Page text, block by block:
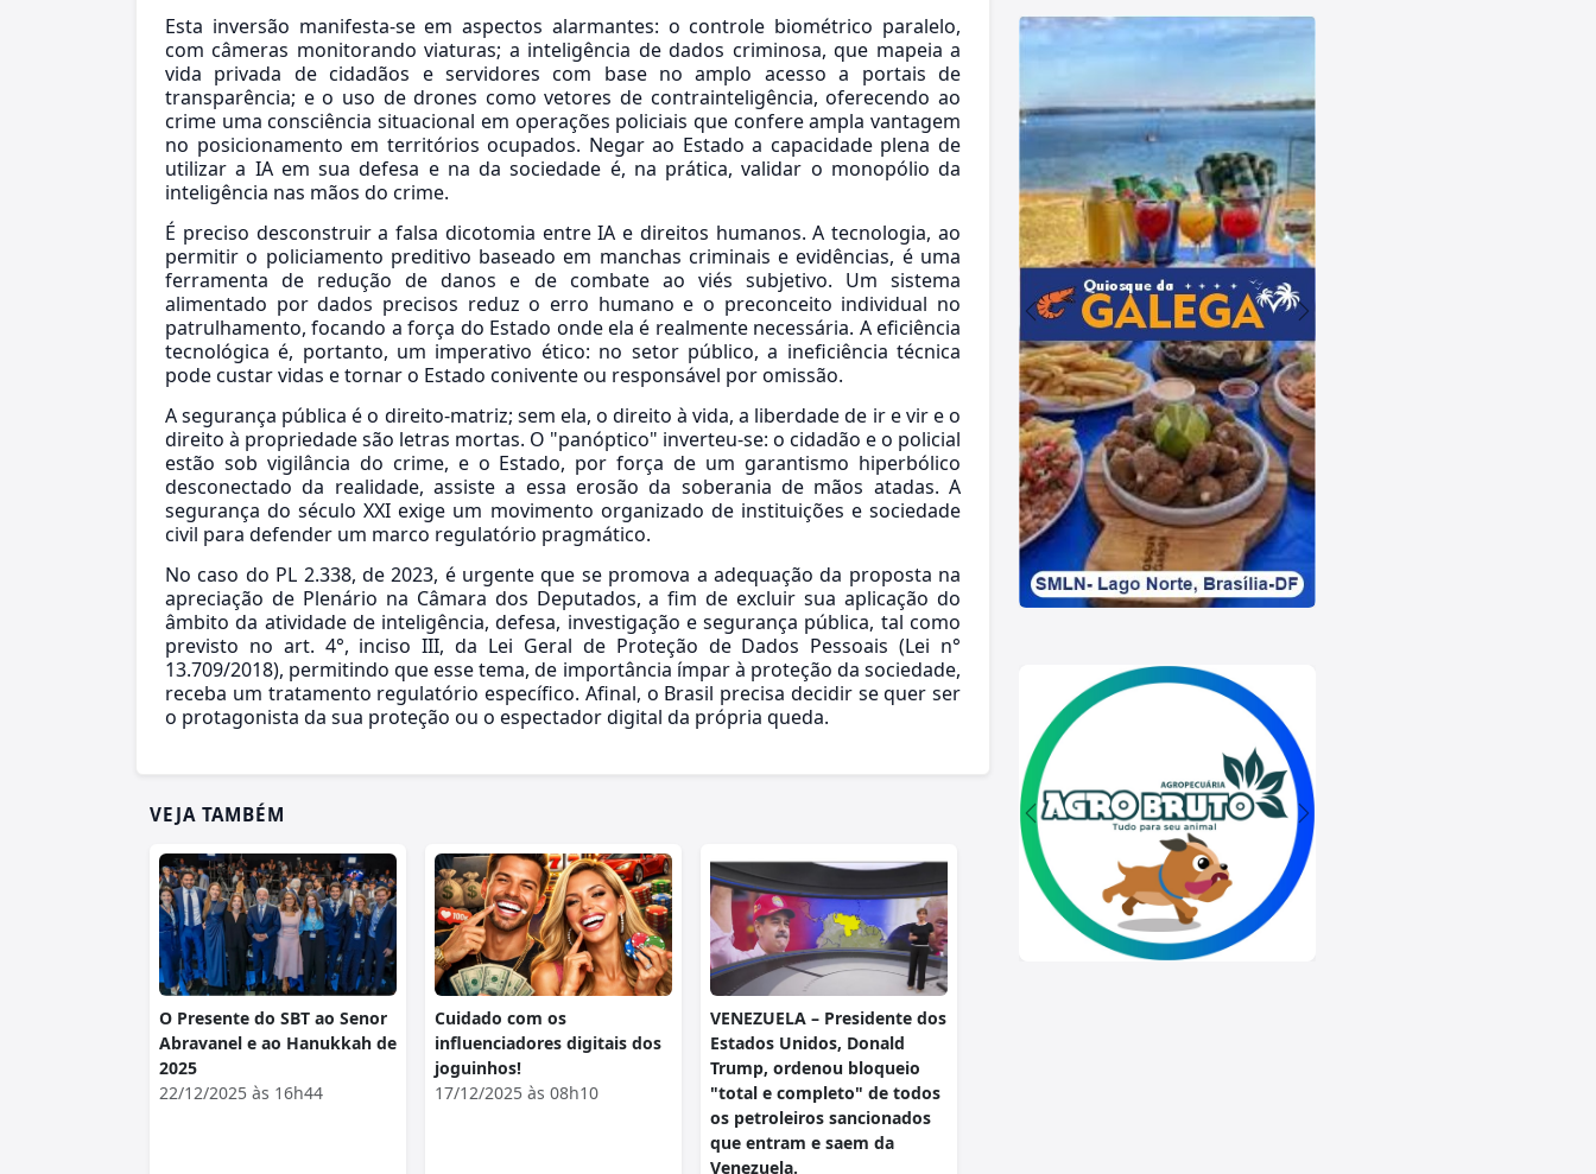
Esta inversão manifesta-se em aspectos alarmantes: o controle biométrico paralelo,
com câmeras monitorando viaturas; a inteligência de dados criminosa, que mapeia a
vida privada de cidadãos e servidores com base no amplo acesso a portais de
transparência; e o uso de drones como vetores de contrainteligência, oferecendo ao
crime uma consciência situacional em operações policiais que confere ampla vantagem
no posicionamento em territórios ocupados. Negar ao Estado a capacidade plena de
utilizar a IA em sua defesa e na da sociedade é, na prática, validar o monopólio da
inteligência nas mãos do crime.
É preciso desconstruir a falsa dicotomia entre IA e direitos humanos. A tecnologia, ao
permitir o policiamento preditivo baseado em manchas criminais e evidências, é uma
ferramenta de redução de danos e de combate ao viés subjetivo. Um sistema
alimentado por dados precisos reduz o erro humano e o preconceito individual no
patrulhamento, focando a força do Estado onde ela é realmente necessária. A eficiência
tecnológica é, portanto, um imperativo ético: no setor público, a ineficiência técnica
pode custar vidas e tornar o Estado conivente ou responsável por omissão.
A segurança pública é o direito-matriz; sem ela, o direito à vida, a liberdade de ir e vir e o
direito à propriedade são letras mortas. O "panóptico" inverteu-se: o cidadão e o policial
estão sob vigilância do crime, e o Estado, por força de um garantismo hiperbólico
desconectado da realidade, assiste a essa erosão da soberania de mãos atadas. A
segurança do século XXI exige um movimento organizado de instituições e sociedade
civil para defender um marco regulatório pragmático.
No caso do PL 2.338, de 2023, é urgente que se promova a adequação da proposta na
apreciação de Plenário na Câmara dos Deputados, a fim de excluir sua aplicação do
âmbito da atividade de inteligência, defesa, investigação e segurança pública, tal como
previsto no art. 4°, inciso III, da Lei Geral de Proteção de Dados Pessoais (Lei n°
13.709/2018), permitindo que esse tema, de importância ímpar à proteção da sociedade,
receba um tratamento regulatório específico. Afinal, o Brasil precisa decidir se quer ser
o protagonista da sua proteção ou o espectador digital da própria queda.
VEJA TAMBÉM
O Presente do SBT ao Senor
Abravanel e ao Hanukkah de
2025
22/12/2025 às 16h44
Cuidado com os
influenciadores digitais dos
joguinhos!
17/12/2025 às 08h10
VENEZUELA – Presidente dos
Estados Unidos, Donald
Trump, ordenou bloqueio
"total e completo" de todos
os petroleiros sancionados
que entram e saem da
Venezuela.